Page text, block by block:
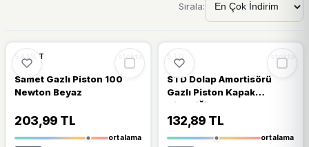
Sırala:
%22 %22 DÜŞTÜ
SAMET stokta
Samet Gazlı Piston 100
Newton Beyaz
203,99 TL
ortalama
%47 %47 DÜŞTÜ
STD stokta
STD Dolap Amortisörü
Gazlı Piston Kapak
Hidroliği 27 cm 80N
132,89 TL
ortalama